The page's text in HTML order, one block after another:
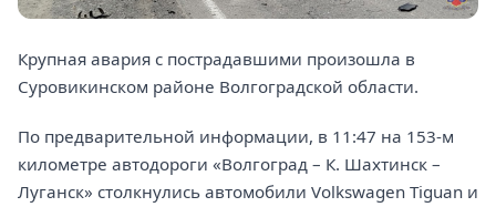
Крупная авария с пострадавшими произошла в
Суровикинском районе Волгоградской области.
По предварительной информации, в 11:47 на 153-м
километре автодороги «Волгоград – К. Шахтинск –
Луганск» столкнулись автомобили Volkswagen Tiguan и